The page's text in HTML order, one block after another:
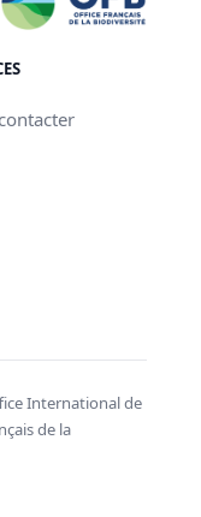
International de
de la